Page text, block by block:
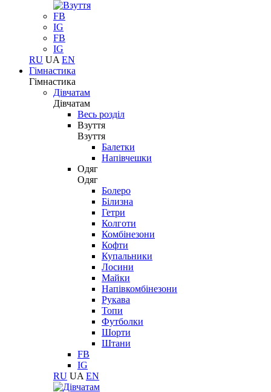
FB
IG
FB
IG
RU UA EN
Гімнастика
Гімнастика
Дівчатам
Дівчатам
Весь розділ
Взуття
Взуття
Балетки
Напівчешки
Одяг
Одяг
Болеро
Білизна
Гетри
Колготи
Комбінезони
Кофти
Купальники
Лосини
Майки
Напівкомбінезони
Рукава
Топи
Футболки
Шорти
Штани
FB
IG
RU UA EN